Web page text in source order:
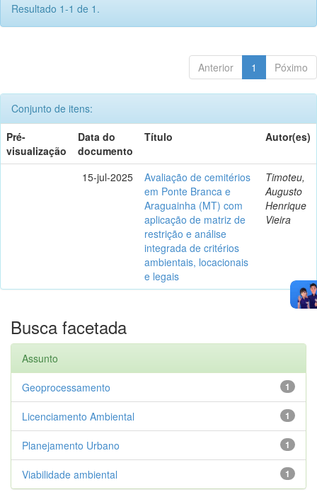
Resultado 1-1 de 1.
Anterior 1 Póximo
Conjunto de itens:
Pré-
visualização
Data do
documento
Título Autor(es)
15-jul-2025
Avaliação de cemitérios
em Ponte Branca e
Araguainha (MT) com
aplicação de matriz de
restrição e análise
integrada de critérios
ambientais, locacionais
e legais
Timoteu,
Augusto
Henrique
Vieira
Busca facetada
Assunto
1
Geoprocessamento
1
Licenciamento Ambiental
1
Planejamento Urbano
1
Viabilidade ambiental